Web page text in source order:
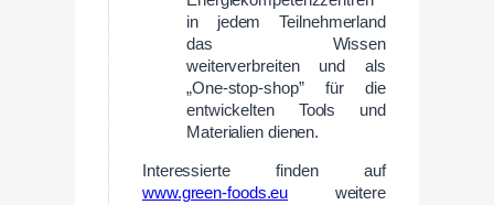
in jedem Teilnehmerland
das Wissen
weiterverbreiten und als
„One-stop-shop” für die
entwickelten Tools und
Materialien dienen.
Interessierte finden auf
www.green-foods.eu weitere